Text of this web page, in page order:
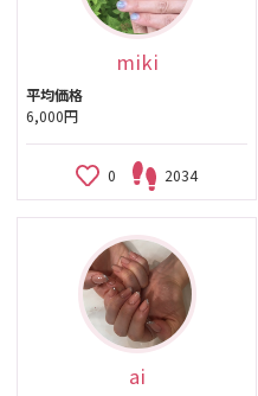
miki
平均価格
6,000円
0 2034
ai